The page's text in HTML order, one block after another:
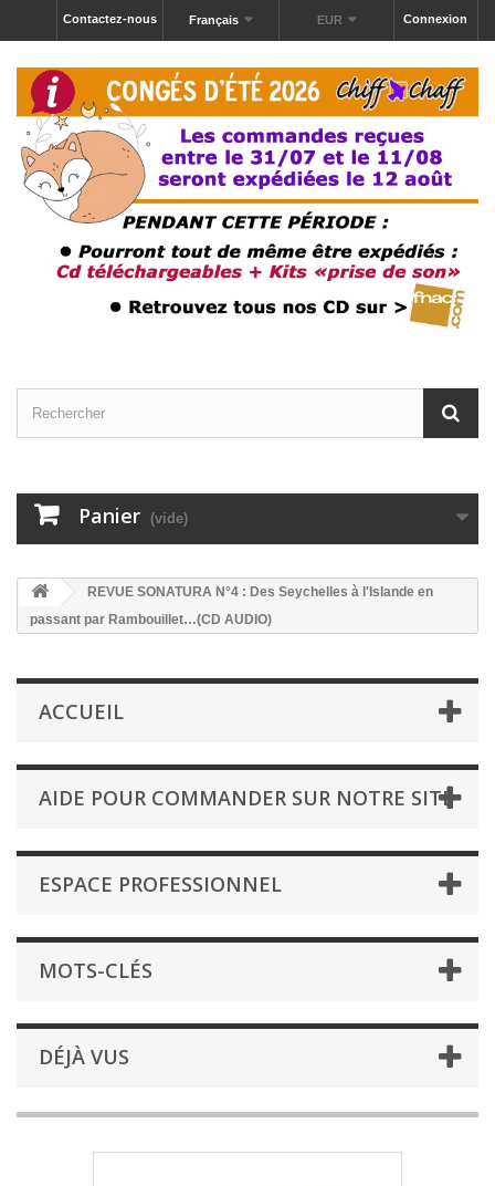
Connexion
EUR
Français
Contactez-nous
Panier (vide)
REVUE SONATURA N°4 : Des Seychelles à l'Islande en
passant par Rambouillet…(CD AUDIO)
ACCUEIL
AIDE POUR COMMANDER SUR NOTRE SITE
ESPACE PROFESSIONNEL
MOTS-CLÉS
DÉJÀ VUS